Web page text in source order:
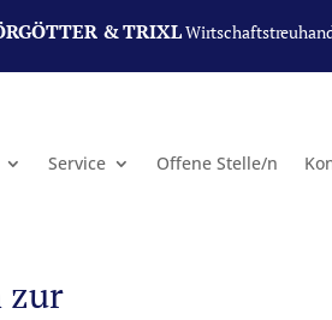
& TRIXL
Service Offene Stelle/n
zur